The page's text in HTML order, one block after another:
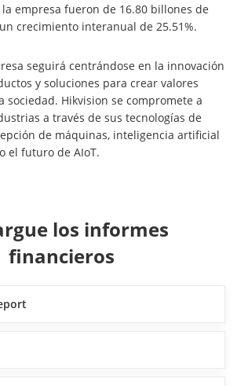
empresa fueron de 16.80 billones de
crecimiento interanual de 25.51%.
seguirá centrándose en la innovación
y soluciones para crear valores
sociedad. Hikvision se compromete a
a través de sus tecnologías de
de máquinas, inteligencia artificial
el futuro de AIoT.
los informes
financieros